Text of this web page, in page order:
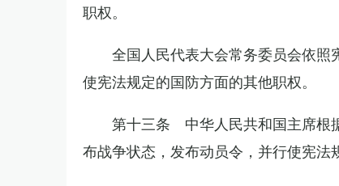
职权。
全国人民代表大会常务委员会依
使宪法规定的国防方面的其他职权。
第十三条 中华人民共和国主席根
布战争状态，发布动员令，并行使宪法